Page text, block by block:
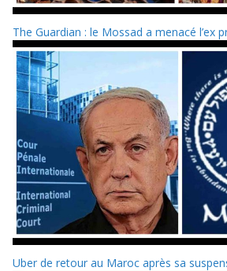
The Guardian : le Mossad a menacé l’ex
Uber de retour au Maroc après sa